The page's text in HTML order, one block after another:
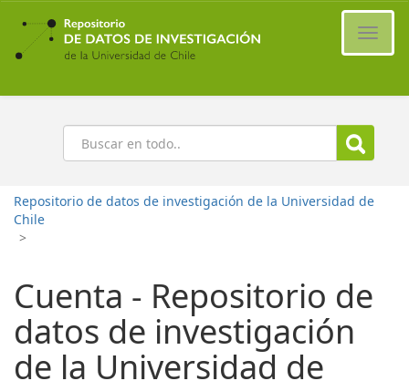
Ir
contenido
principal
Buscar
Repositorio de datos de investigación de la Universidad de
Chile
>
Cuenta - Repositorio de
datos de investigación
de la Universidad de